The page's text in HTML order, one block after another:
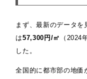
まず、最新のデータを
は57,300円/㎡ （2024
した。
全国的に都市部の地価